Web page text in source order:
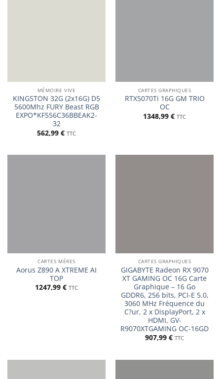
MÉMOIRE VIVE
KINGSTON 32G (2x16G) D5
5600Mhz FURY Beast RGB
EXPO*KF556C36BBEAK2-
32
562,99 € TTC
CARTES GRAPHIQUES
RTX5070Ti 16G GM TRIO
OC
1348,99 € TTC
CARTES MÈRES
Aorus Z890 A XTREME AI
TOP
1247,99 € TTC
CARTES GRAPHIQUES
GIGABYTE Radeon RX 9070
XT GAMING OC 16G Carte
Graphique – 16 Go
GDDR6, 256 bits, PCI-E 5.0,
3060 MHz Fréquence du
C?ur, 2 x DisplayPort, 2 x
HDMI, GV-
R9070XTGAMING OC-16GD
907,99 € TTC